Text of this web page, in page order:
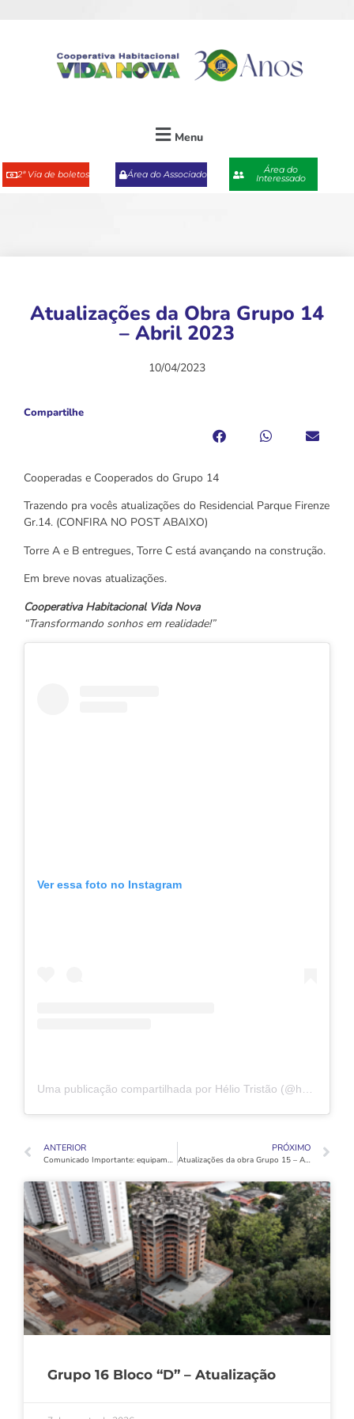
Menu
2ª Via de boletos Área do Associado Área do
Interessado
Atualizações da Obra Grupo 14
– Abril 2023
10/04/2023
Compartilhe
Cooperadas e Cooperados do Grupo 14
Trazendo pra vocês atualizações do Residencial Parque Firenze
Gr.14. (CONFIRA NO POST ABAIXO)
Torre A e B entregues, Torre C está avançando na construção.
Em breve novas atualizações.
Cooperativa Habitacional Vida Nova
“Transformando sonhos em realidade!”
Ver essa foto no Instagram
Uma publicação compartilhada por Hélio Tristão (@heliotristao.oficial)
ANTERIOR
Comunicado Importante: equipamentos proibidos nos apartamentos
PRÓXIMO
Atualizações da obra Grupo 15 – Abril 2023
Grupo 16 Bloco “D” – Atualização